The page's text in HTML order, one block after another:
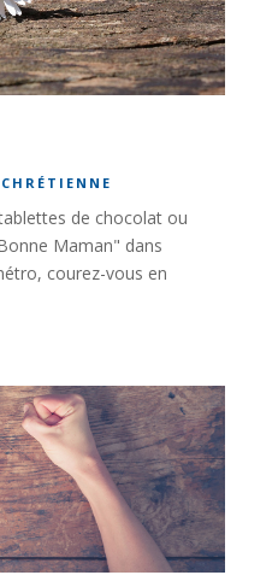
de chocolat ou
Maman" dans
courez-vous en